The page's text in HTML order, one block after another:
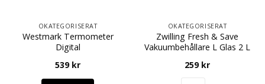
OKATEGORISERAT
Westmark Termometer
Digital
539 kr
OKATEGORISERAT
Zwilling Fresh & Save
Vakuumbehållare L Glas 2 L
259 kr